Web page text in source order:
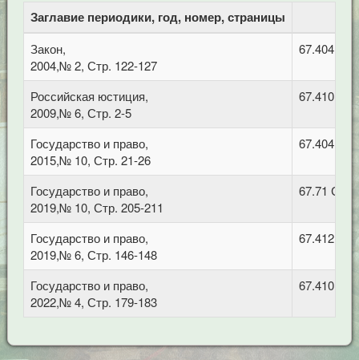
Заглавие периодики, год, номер, страницы
Закон,
2004,№ 2, Стр. 122-127
67.404.1
Российская юстиция,
2009,№ 6, Стр. 2-5
67.410
Государство и право,
2015,№ 10, Стр. 21-26
67.404
Государство и право,
2019,№ 10, Стр. 205-211
67.71
Государство и право,
2019,№ 6, Стр. 146-148
67.412.2
Государство и право,
2022,№ 4, Стр. 179-183
67.410